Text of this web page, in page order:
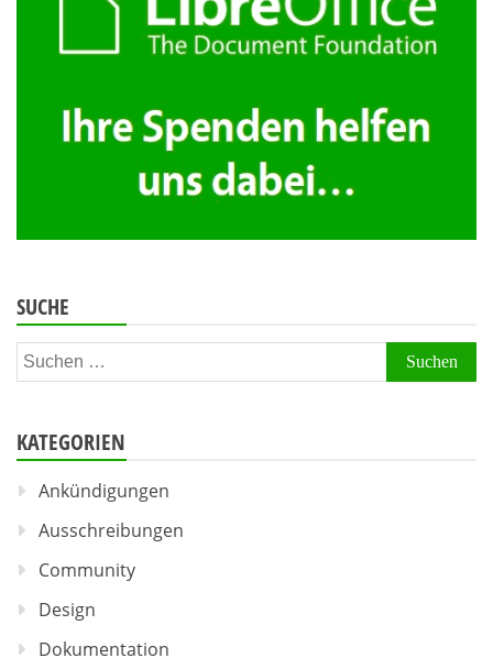
SUCHE
Suchen
nach:
KATEGORIEN
Ankündigungen
Ausschreibungen
Community
Design
Dokumentation